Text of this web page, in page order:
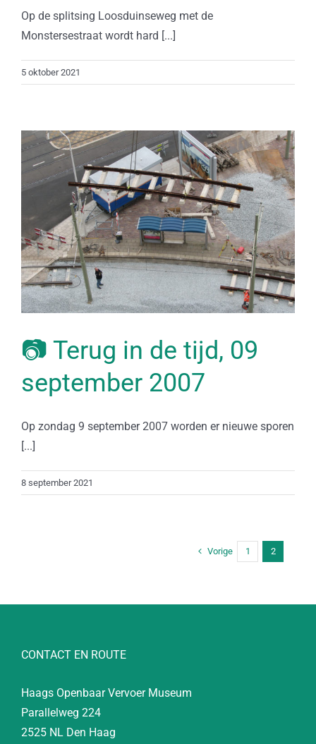
Op de splitsing Loosduinseweg met de
Monstersestraat wordt hard [...]
5 oktober 2021
📷 Terug in de tijd, 09
september 2007
Op zondag 9 september 2007 worden er nieuwe sporen
[...]
8 september 2021
Vorige 1 2
CONTACT EN ROUTE
Haags Openbaar Vervoer Museum
Parallelweg 224
2525 NL Den Haag